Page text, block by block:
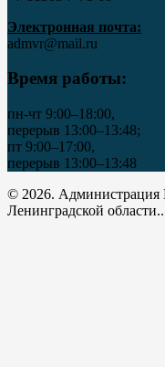
Электронная почта:
admvr@mail.ru
Время работы:
пн-чт 9:00–18:00,
перерыв 13:00–13:48;
пт 9:00–17:00,
перерыв 13:00–13:48
© 2026. Администрация
Ленинградской области..